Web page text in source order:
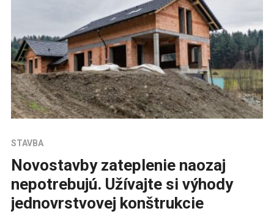
STAVBA
Novostavby zateplenie naozaj
nepotrebujú. Užívajte si výhody
jednovrstvovej konštrukcie